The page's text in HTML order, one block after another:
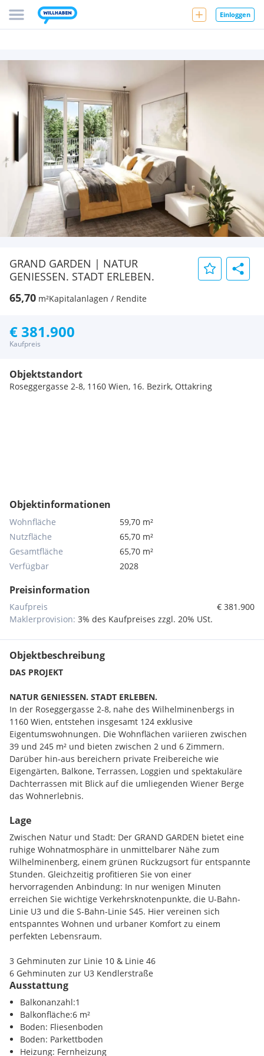
Einloggen
GRAND GARDEN | NATUR
GENIESSEN. STADT ERLEBEN.
65,70 m²Kapitalanlagen / Rendite
€ 381.900
Kaufpreis
Objektstandort
Roseggergasse 2-8, 1160 Wien, 16. Bezirk, Ottakring
Objektinformationen
Wohnfläche
59,70 m²
Nutzfläche
65,70 m²
Gesamtfläche
65,70 m²
Verfügbar
2028
Preisinformation
Kaufpreis
€ 381.900
Maklerprovision: 3% des Kaufpreises zzgl. 20% USt.
Objektbeschreibung
DAS PROJEKT
NATUR GENIESSEN. STADT ERLEBEN.
In der Roseggergasse 2-8, nahe des Wilhelminenbergs in
1160 Wien, entstehen insgesamt 124 exklusive
Eigentumswohnungen. Die Wohnflächen variieren zwischen
39 und 245 m² und bieten zwischen 2 und 6 Zimmern.
Darüber hin-aus bereichern private Freibereiche wie
Eigengärten, Balkone, Terrassen, Loggien und spektakuläre
Dachterrassen mit Blick auf die umliegenden Wiener Berge
das Wohnerlebnis.
Ein Gemeinschaftsgarten in absoluter Innenhof-Ruhelage
bietet Möglichkeiten für Urban Gardening. Dieses
Wohnprojekt hat bereits das Vorzertifikat der DGNB in Gold
(Deutsche Gesellschaft für Nachhaltiges Bauen) erhalten. Die
Immobilie bietet nicht nur niedrigere Energiekosten sowie
einen reduzierten CO2-Fußabdruck, sondern auch hohe
Standards bei Luftqualität, Akustik und Lichtverhältnissen.
Die BewohnerInnen profitieren von der idealen Lage, nur
wenige Gehminuten von den U3-Stationen "Ottakring" und
"Kendlerstraße" entfernt, die eine direkte Verbindung ins
Stadtzentrum ermöglichen.
NATUR UND LEBENSQUALITÄT
Das absolute Highlight des Wohnprojekts GRAND GARDEN ist
die rund 1.000 m² große Innenhof-Ruheoase - ein
einzigartiger Rückzugsort für alle Generationen. Hier trifft
Natur auf urbanes Wohnen und schafft eine
Lage
Zwischen Natur und Stadt: Der GRAND GARDEN bietet eine
ruhige Wohnatmosphäre in unmittelbarer Nähe zum
Wilhelminenberg, einem grünen Rückzugsort für entspannte
Stunden. Gleichzeitig profitieren Sie von einer
hervorragenden Anbindung: In nur wenigen Minuten
erreichen Sie wichtige Verkehrsknotenpunkte, die U-Bahn-
Linie U3 und die S-Bahn-Linie S45. Hier vereinen sich
entspanntes Wohnen und urbaner Komfort zu einem
perfekten Lebensraum.
3 Gehminuten zur Linie 10 & Linie 46
6 Gehminuten zur U3 Kendlerstraße
7 Gehminuten zum Knotenpunkt Ottakring & S45
9 Gehminuten zur Klinik Ottakring
9 Fahrminuten zum Wilhelminenberg
15 Fahrminuten zum Westbahnhof & Mariahilfer Straße
29 Fahrminuten zum AKH
Ausstattung
Balkonanzahl:1
Balkonfläche:6 m²
Boden: Fliesenboden
Boden: Parkettboden
Heizung: Fernheizung